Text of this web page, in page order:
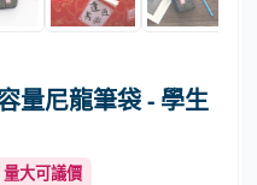
量尼龍筆袋 - 學生
量大可議價